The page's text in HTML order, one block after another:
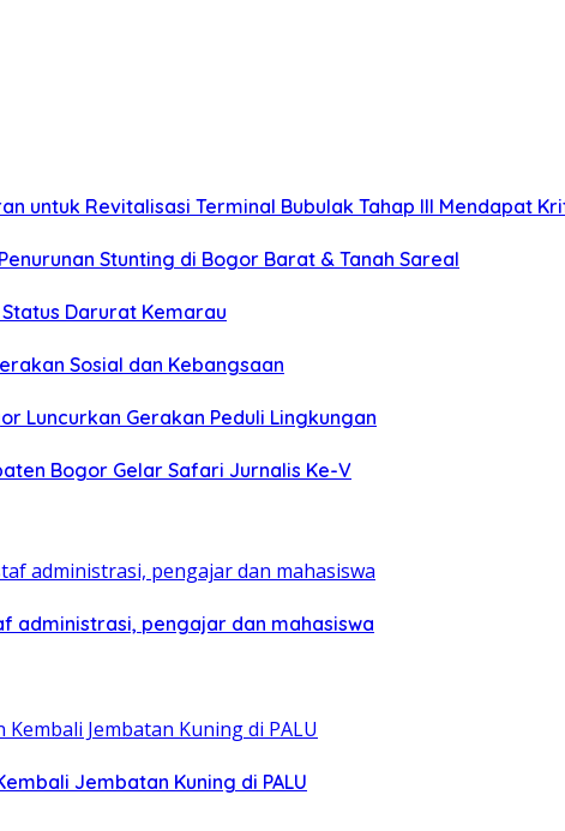
untuk Revitalisasi Terminal Bubulak Tahap III Mendapat
Stunting di Bogor Barat & Tanah Sareal
Darurat Kemarau
Sosial dan Kebangsaan
Luncurkan Gerakan Peduli Lingkungan
Bogor Gelar Safari Jurnalis Ke-V
administrasi, pengajar dan mahasiswa
Jembatan Kuning di PALU